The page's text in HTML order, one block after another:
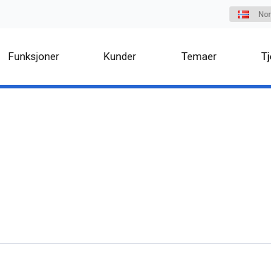
Funksjoner Kunder Temaer